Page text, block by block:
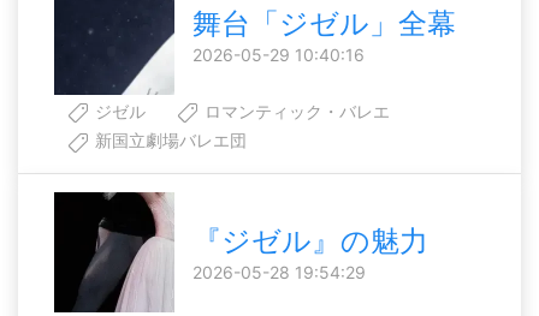
舞台「ジゼル」全幕
2026-05-29 10:40:16
ジゼル
ロマンティック・バレエ
新国立劇場バレエ団
『ジゼル』の魅力
2026-05-28 19:54:29